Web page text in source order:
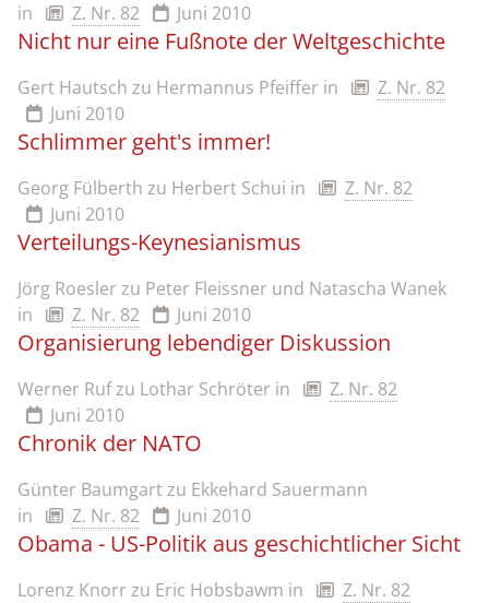
in
Z. Nr. 82 Juni 2010
Nicht nur eine Fußnote der Weltgeschichte
Gert Hautsch zu Hermannus Pfeiffer in
Z. Nr. 82
Juni 2010
Schlimmer geht's immer!
Georg Fülberth zu Herbert Schui in
Z. Nr. 82
Juni 2010
Verteilungs-Keynesianismus
Jörg Roesler zu Peter Fleissner und Natascha Wanek
in
Z. Nr. 82 Juni 2010
Organisierung lebendiger Diskussion
Werner Ruf zu Lothar Schröter in
Z. Nr. 82
Juni 2010
Chronik der NATO
Günter Baumgart zu Ekkehard Sauermann
in
Z. Nr. 82 Juni 2010
Obama - US-Politik aus geschichtlicher Sicht
Lorenz Knorr zu Eric Hobsbawm in
Z. Nr. 82